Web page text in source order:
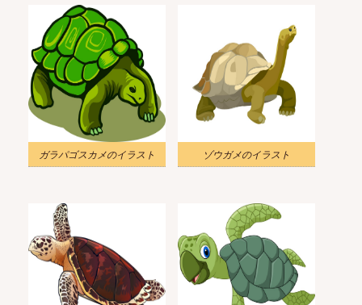
ガラパゴスカメのイラスト ゾウガメのイラスト